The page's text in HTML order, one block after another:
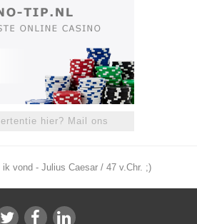
hier? Mail ons
vond - Julius Caesar / 47 v.Chr. ;)